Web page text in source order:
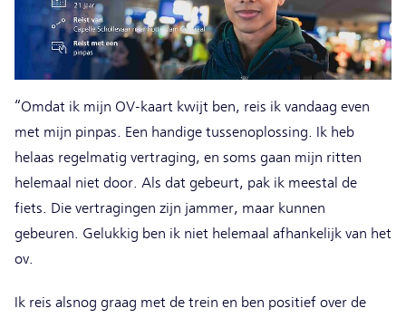
“Omdat ik mijn OV-kaart kwijt ben, reis ik vandaag even
met mijn pinpas. Een handige tussenoplossing. Ik heb
helaas regelmatig vertraging, en soms gaan mijn ritten
helemaal niet door. Als dat gebeurt, pak ik meestal de
fiets. Die vertragingen zijn jammer, maar kunnen
gebeuren. Gelukkig ben ik niet helemaal afhankelijk van het
ov.
Ik reis alsnog graag met de trein en ben positief over de